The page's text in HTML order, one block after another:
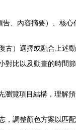
、內容摘要）、核心
古）選擇或融合上述動
對比以及動畫的時間
覽項目結構，理解
，調整顏色方案以匹配